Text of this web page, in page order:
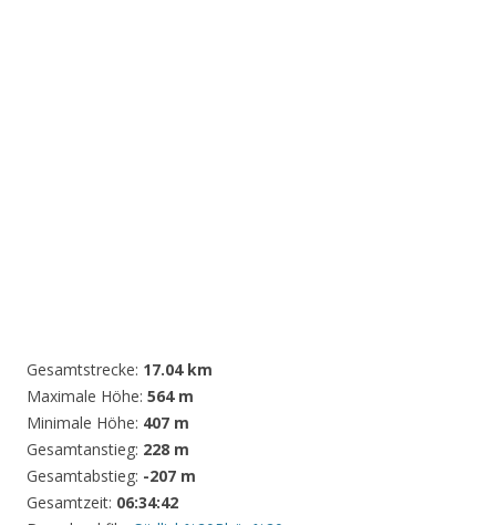
Gesamtstrecke: 17.04 km
Maximale Höhe: 564 m
Minimale Höhe: 407 m
Gesamtanstieg: 228 m
Gesamtabstieg: -207 m
Gesamtzeit: 06:34:42